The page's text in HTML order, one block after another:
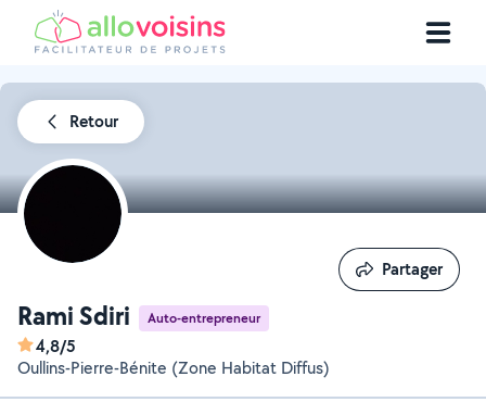
Retour
Rami Sdiri Auto-entrepreneur
4,8/5
Oullins-Pierre-Bénite (Zone Habitat Diffus)
Partager
Partager